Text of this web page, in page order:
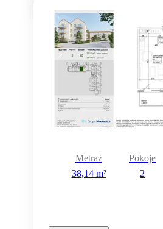
Metraż
38,14 m²
Pokoje
2